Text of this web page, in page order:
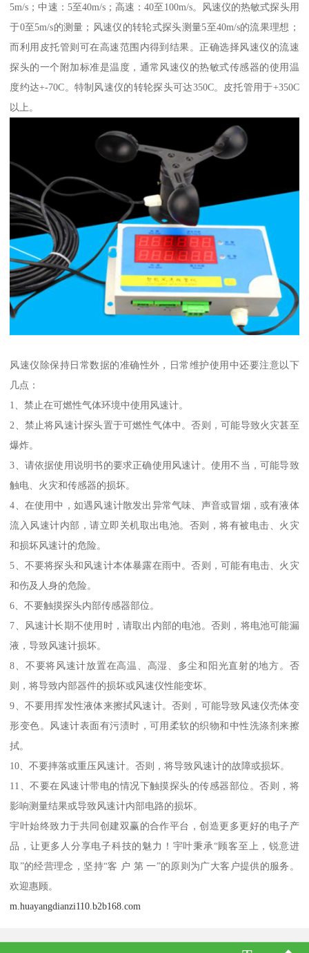
5m/s；中速：5至40m/s；高速：40至100m/s。风速仪的热敏式探头用
于0至5m/s的测量；风速仪的转轮式探头测量5至40m/s的流果理想；
而利用皮托管则可在高速范围内得到结果。正确选择风速仪的流速
探头的一个附加标准是温度，通常风速仪的热敏式传感器的使用温
度约达+-70C。特制风速仪的转轮探头可达350C。皮托管用于+350C
以上。
风速仪除保持日常数据的准确性外，日常维护使用中还要注意以下
几点：
1、禁止在可燃性气体环境中使用风速计。
2、禁止将风速计探头置于可燃性气体中。否则，可能导致火灾甚至
爆炸。
3、请依据使用说明书的要求正确使用风速计。使用不当，可能导致
触电、火灾和传感器的损坏。
4、在使用中，如遇风速计散发出异常气味、声音或冒烟，或有液体
流入风速计内部，请立即关机取出电池。否则，将有被电击、火灾
和损坏风速计的危险。
5、不要将探头和风速计本体暴露在雨中。否则，可能有电击、火灾
和伤及人身的危险。
6、不要触摸探头内部传感器部位。
7、风速计长期不使用时，请取出内部的电池。否则，将电池可能漏
液，导致风速计损坏。
8、不要将风速计放置在高温、高湿、多尘和阳光直射的地方。否
则，将导致内部器件的损坏或风速仪性能变坏。
9、不要用挥发性液体来擦拭风速计。否则，可能导致风速仪壳体变
形变色。风速计表面有污渍时，可用柔软的织物和中性洗涤剂来擦
拭。
10、不要摔落或重压风速计。否则，将导致风速计的故障或损坏。
11、不要在风速计带电的情况下触摸探头的传感器部位。否则，将
影响测量结果或导致风速计内部电路的损坏。
宇叶始终致力于共同创建双赢的合作平台，创造更多更好的电子产
品，让更多人分享电子科技的魅力！宇叶秉承“顾客至上，锐意进
取”的经营理念，坚持“客 户 第 一”的原则为广大客户提供的服务。
欢迎惠顾。
m.huayangdianzi110.b2b168.com